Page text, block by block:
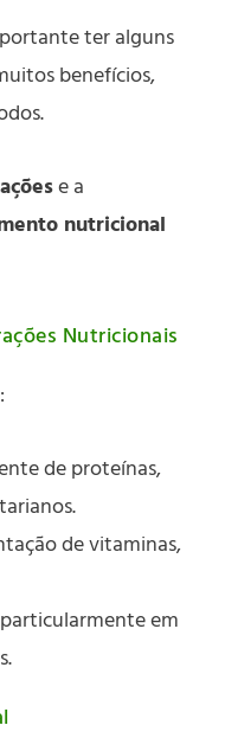
ter alguns
benefícios,
e a
nutricional
Nutricionais
de proteínas,
de vitaminas,
em